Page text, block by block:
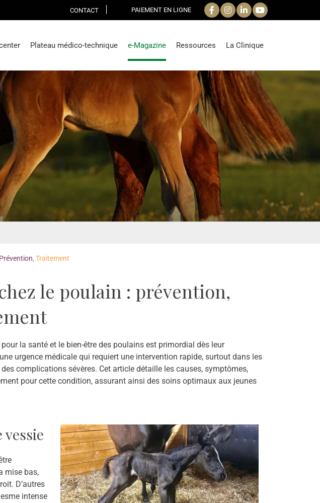
CONTACT PAIEMENT EN LIGNE
Plateau médico-technique e-Magazine Ressources La Clinique
Prévention, Traitement
le poulain : prévention,
la santé et le bien-être des poulains est primordial dès leur
urgence médicale qui requiert une intervention rapide, surtout dans les
complications sévères. Cet article détaille les causes, symptômes,
pour cette condition, assurant ainsi des soins optimaux aux jeunes
mise bas,
D’autres
intense